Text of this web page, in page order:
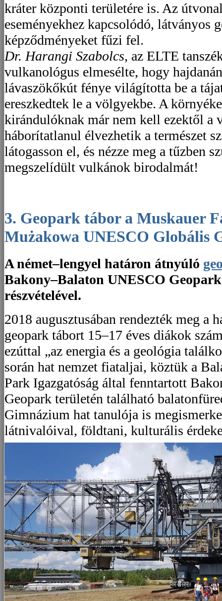
kráter központi területére is. Az
eseményekhez kapcsolódó, látványos
képződményeket fűzi fel.
Dr. Harangi Szabolcs, az ELTE
vulkanológus elmesélte, hogy
lávaszökőkút fénye világította be a
ereszkedtek le a völgyekbe. A
kirándulóknak már nem kell ezektől a
háborítatlanul élvezhetik a természet
látogasson el, és nézze meg a tűzben
megszelídült vulkánok birodalmát!
3. Geopark tábor a Muskauer Faltenbogen/Łuk
Mużakowa UNESCO Globális
A német–lengyel határon átnyúló
Bakony–Balaton UNESCO
részvételével.
2018 augusztusában rendezték meg a
geopark tábort 15–17 éves diákok
ezúttal „az energia és a geológia
során hat nemzet fiataljai, köztük a
Park Igazgatóság által fenntartott
Geopark területén található
Gimnázium hat tanulója is
látnivalóival, földtani, kulturális